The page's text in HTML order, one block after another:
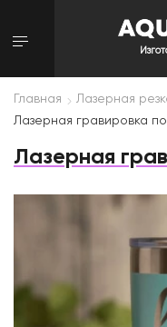
Главная
Лазерная
Лазерная гравировка
Лазерная